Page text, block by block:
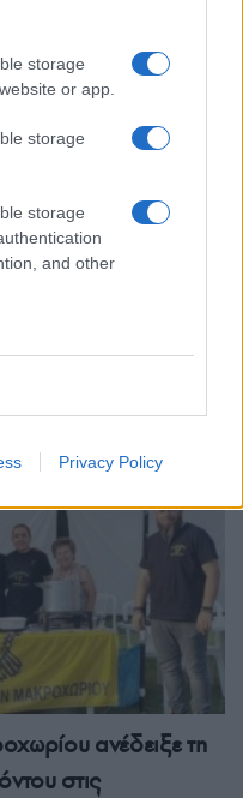
storage
or app.
storage
storage
and other
Privacy Policy
γιορτή
ανέδειξε τη
στις